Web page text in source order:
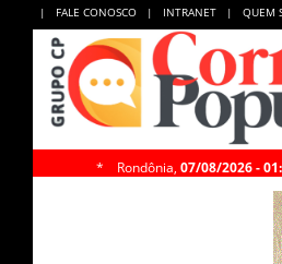
| FALE CONOSCO | INTRANET | QUEM
* Rondônia, 07/08/2026 -